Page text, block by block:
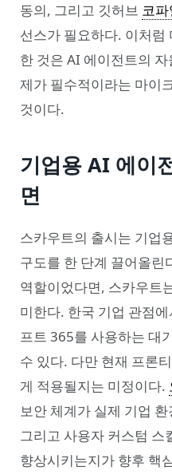
동의, 그리고 깃허브 코파
선스가 필요하다. 이처럼
한 것은 AI 에이전트의
제가 필수적이라는 마이
것이다.
기업용 AI 에이
면
스카우트의 출시는 기업
구도를 한 단계 끌어올린
역할이었다면, 스카우트
미한다. 한국 기업 관점
프트 365를 사용하는 대
수 있다. 다만 현재 프론
게 적용될지는 미정이다.
보안 체계가 실제 기업
그리고 사용자 커스텀 스
향상시키는지가 향후 핵